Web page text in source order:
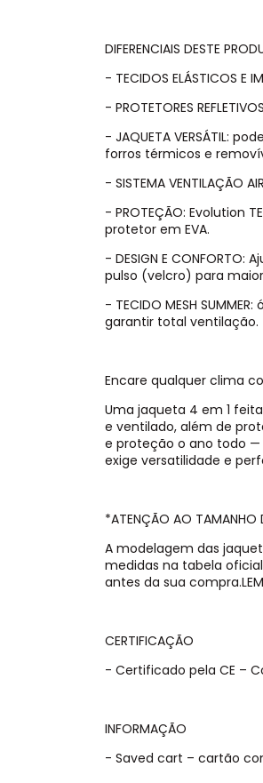
DIFERENCIAIS DESTE
- TECIDOS ELÁSTICOS
- PROTETORES
- JAQUETA VERSÁTIL:
forros térmicos e
- SISTEMA
- PROTEÇÃO: Evolution
protetor em EVA.
- DESIGN E
pulso (velcro) para
- TECIDO MESH
garantir total ventilação.
Encare qualquer clima
Uma jaqueta 4 em 1
e ventilado, além de
e proteção o ano todo —
exige versatilidade e
*ATENÇÃO AO TAMANHO
A modelagem das
medidas na tabela
antes da sua
CERTIFICAÇÃO
- Certificado pela CE –
INFORMAÇÃO
- Saved cart – cartão